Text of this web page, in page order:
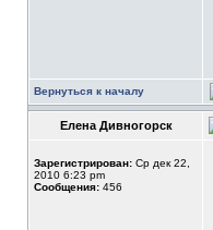
Вернуться к началу
Елена Дивногорск
Зарегистрирован: Ср дек 22,
2010 6:23 pm
Сообщения: 456